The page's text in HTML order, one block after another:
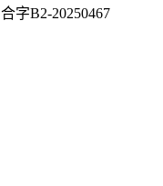
合字B2-20250467